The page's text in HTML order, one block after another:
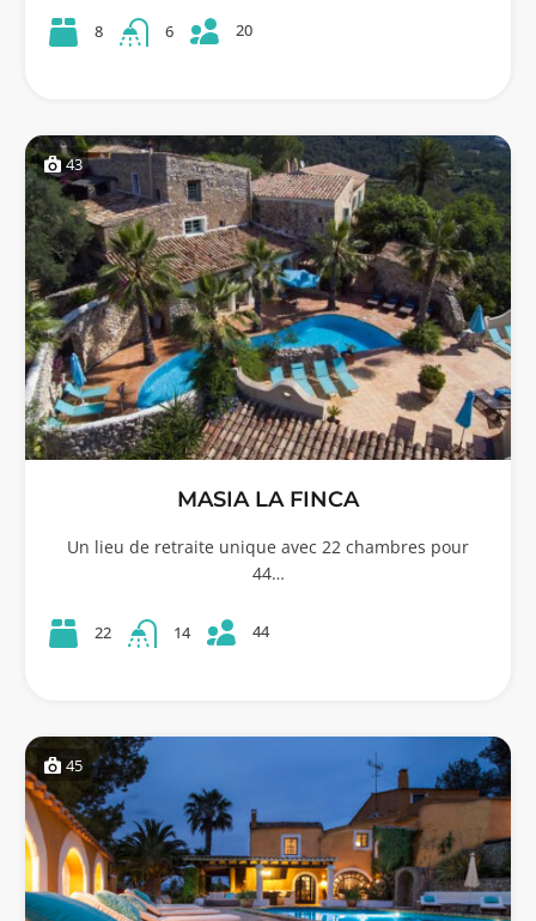
8 6 20
43
MASIA LA FINCA
Un lieu de retraite unique avec 22 chambres pour
44…
22 14 44
45